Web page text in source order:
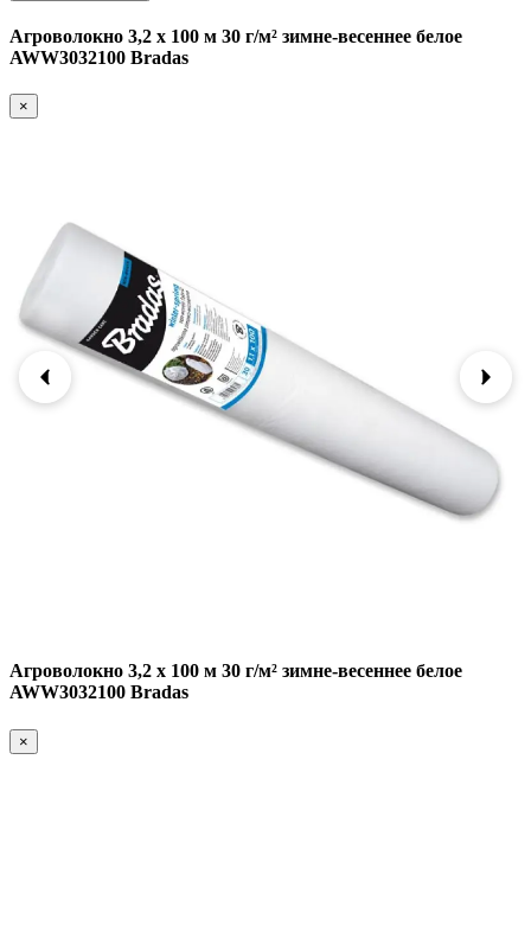
Агроволокно 3,2 х 100 м 30 г/м² зимне-весеннее белое
AWW3032100 Bradas
×
Агроволокно 3,2 х 100 м 30 г/м² зимне-весеннее белое
AWW3032100 Bradas
×